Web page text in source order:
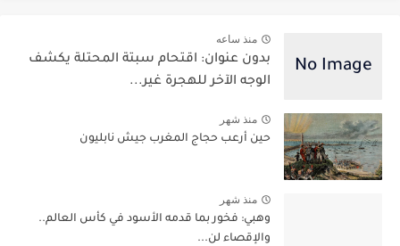
منذ ساعه
بدون عنوان: اقتحام سبتة المحتلة يكشف
الوجه الآخر للهجرة غير...
منذ شهر
حين أرعب حجاج المغرب جيش نابليون
منذ شهر
وهبي: فخور بما قدمه الأسود في كأس العالم..
والإقصاء لن...